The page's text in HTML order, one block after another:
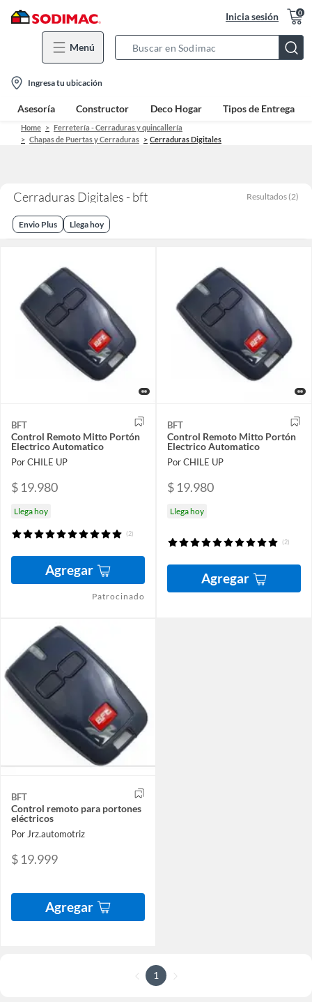
Inicia sesión 0
Menú
Bar
location-
icon
Ingresa tu ubicación
Asesoría Constructor Deco Hogar Tipos de Entrega
Home
Ferretería - Cerraduras y quincallería
Chapas de Puertas y Cerraduras
Cerraduras Digitales
Cerraduras Digitales - bft Resultados (2)
Envio Plus Llega hoy
BFT
Control Remoto Mitto Portón
Electrico Automatico
Por CHILE UP
$ 19.980
Llega hoy
(2)
Agregar
Patrocinado
BFT
Control Remoto Mitto Portón
Electrico Automatico
Por CHILE UP
$ 19.980
Llega hoy
(2)
Agregar
BFT
Control remoto para portones
eléctricos
Por Jrz.automotriz
$ 19.999
Agregar
1